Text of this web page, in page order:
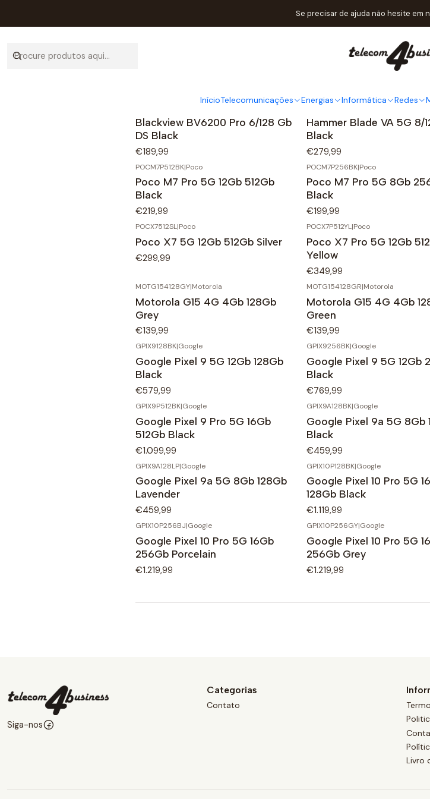
InícioTelecomunicações Energias Informática Redes
Se precisar de ajuda não hesite em
Início Catálogo
Blackview BV6200 Pro 6/128 Gb
DS Black
€189,99
HAMBLVA5G8128BK
Hammer Blade VA 5G 8/
Black
€279,99
POCM7P512BK|Poco
Poco M7 Pro 5G 12Gb 512Gb
Black
€219,99
POCM7P256BK|Poco
Poco M7 Pro 5G 8Gb
Black
€199,99
POCX7512SL|Poco
Poco X7 5G 12Gb 512Gb Silver
€299,99
POCX7P512YL|Poco
Poco X7 Pro 5G 12Gb
Yellow
€349,99
MOTG154128GY|Motorola
Motorola G15 4G 4Gb 128Gb
Grey
€139,99
MOTG154128GR|Motorola
Motorola G15 4G 4Gb
Green
€139,99
GPIX9128BK|Google
Google Pixel 9 5G 12Gb 128Gb
Black
€579,99
GPIX9256BK|Google
Google Pixel 9 5G 12Gb
Black
€769,99
GPIX9P512BK|Google
Google Pixel 9 Pro 5G 16Gb
512Gb Black
€1.099,99
GPIX9A128BK|Google
Google Pixel 9a 5G 8Gb
Black
€459,99
GPIX9A128LP|Google
Google Pixel 9a 5G 8Gb 128Gb
Lavender
€459,99
GPIX10P128BK|Google
Google Pixel 10 Pro 5G
128Gb Black
€1.119,99
GPIX10P256BJ|Google
Google Pixel 10 Pro 5G 16Gb
256Gb Porcelain
€1.219,99
GPIX10P256GY|Google
Google Pixel 10 Pro 5G
256Gb Grey
€1.219,99
Siga-nos
Categorias
Contato
Livro